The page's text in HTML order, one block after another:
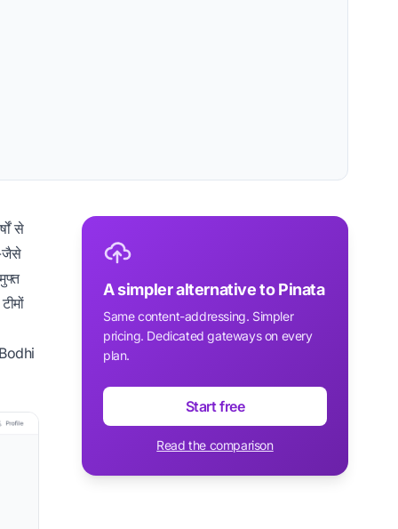
से
जैसे
A simpler alternative to Pinata
Same content-addressing. Simpler
pricing. Dedicated gateways on every
plan.
Start free
Read the comparison